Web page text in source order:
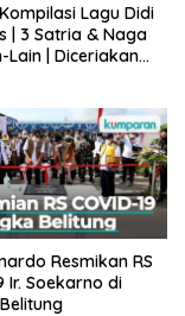
Lagu Didi
| 3 Satria & Naga
Lain | Diceriakan
Resmikan RS
Ir. Soekarno di